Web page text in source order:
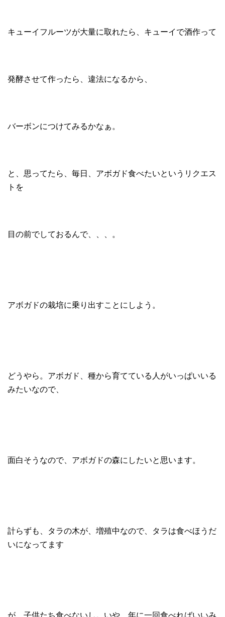
キューイフルーツが大量に取れたら、キューイで酒作って
発酵させて作ったら、違法になるから、
バーボンにつけてみるかなぁ。
と、思ってたら、毎日、アボガド食べたいというリクエス
トを
目の前でしておるんで、、、。
アボガドの栽培に乗り出すことにしよう。
どうやら。アボガド、種から育てている人がいっぱいいる
みたいなので、
面白そうなので、アボガドの森にしたいと思います。
計らずも、タラの木が、増殖中なので、タラは食べほうだ
いになってます
が、子供たち食べないし。いや、年に一回食べればいいみ